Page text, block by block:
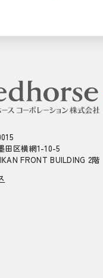
田区横網1-10-5
FRONT BUILDING 2階